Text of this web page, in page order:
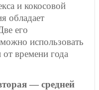
и кокосовой
обладает
его
использовать
времени года
— средней